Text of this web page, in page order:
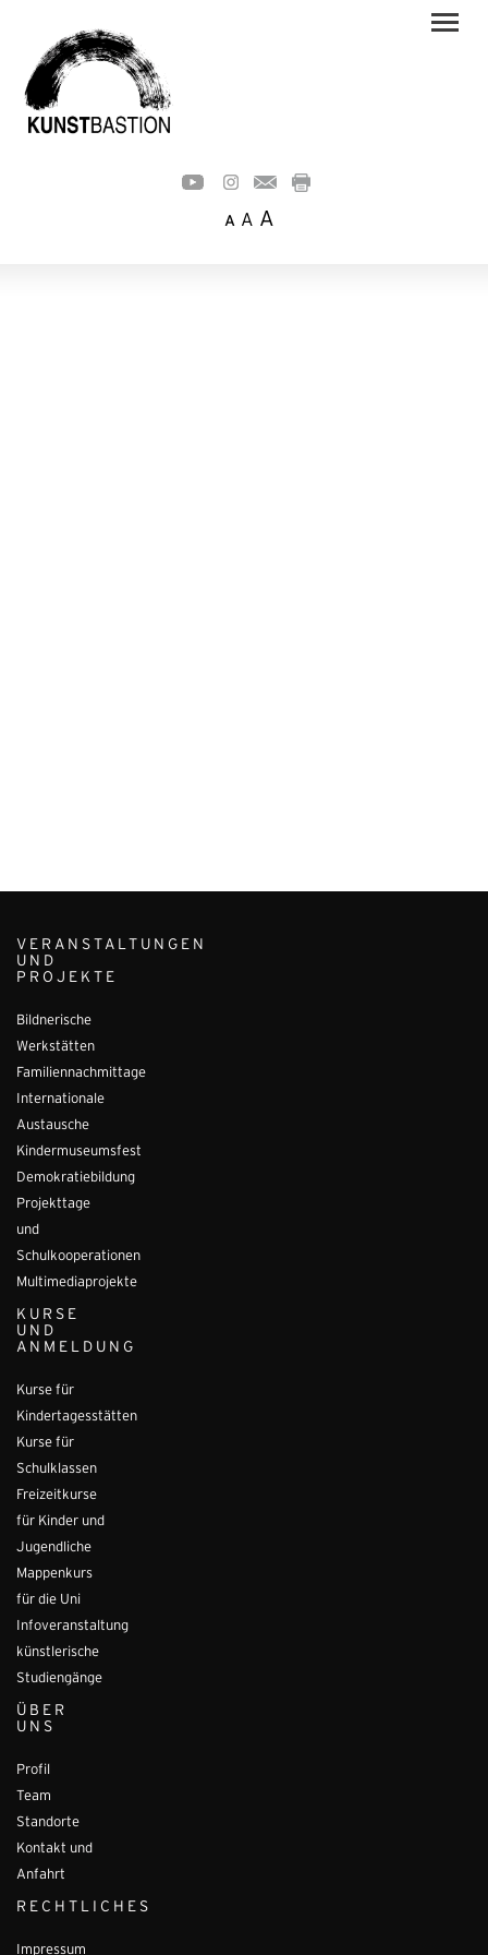
A A A
VERANSTALTUNGEN
UND
PROJEKTE
Bildnerische
Werkstätten
Familiennachmittage
Internationale
Austausche
Kindermuseumsfest
Demokratiebildung
Projekttage
und
Schulkooperationen
Multimediaprojekte
KURSE
UND
ANMELDUNG
Kurse für
Kindertagesstätten
Kurse für
Schulklassen
Freizeitkurse
für Kinder und
Jugendliche
Mappenkurs
für die Uni
Infoveranstaltung
künstlerische
Studiengänge
ÜBER
UNS
Profil
Team
Standorte
Kontakt und
Anfahrt
RECHTLICHES
Impressum